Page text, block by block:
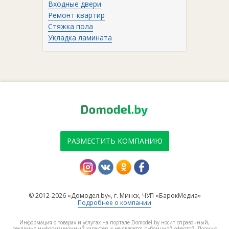
Входные двери
Ремонт квартир
Стяжка пола
Укладка ламината
РАЗМЕСТИТЬ КОМПАНИЮ
© 2012-2026 «Домодел.by», г. Минск, ЧУП «БарокМедиа»
Подробнее о компании
Информация о товарах и услугах на портале Domodel.by носит справочный,